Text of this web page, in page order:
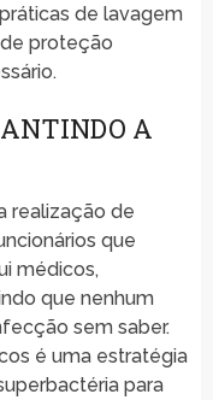
de lavagem
proteção
A
realização de
que
médicos,
que nenhum
sem saber.
é uma estratégia
para